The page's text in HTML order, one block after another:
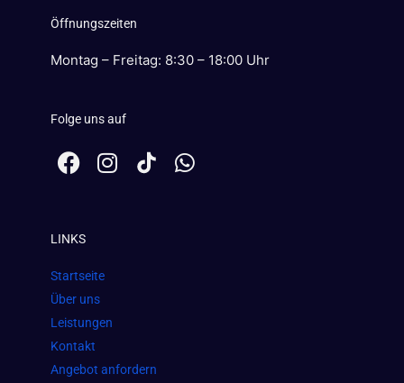
Öffnungszeiten
Montag – Freitag: 8:30 – 18:00 Uhr
Folge uns auf
F
a
b
o
o
k
I
n
m
W
h
LINKS
Startseite
Über uns
Leistungen
Kontakt
Angebot anfordern